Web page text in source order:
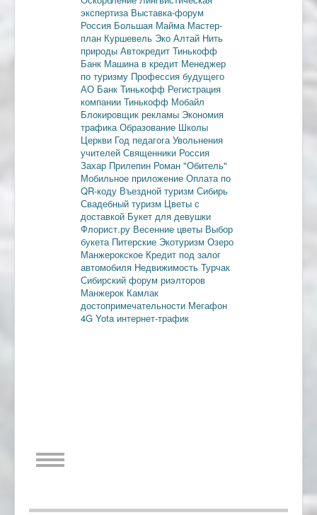
экспертиза Выставка-форум
Россия Большая Майма Мастер-
план Куршевель Эко Алтай Нить
природы Автокредит Тинькофф
Банк Машина в кредит Менеджер
по туризму Профессия будущего
АО Банк Тинькофф Регистрация
компании Тинькофф Мобайл
Блокировщик рекламы Экономия
трафика Образование Школы
Церкви Год педагога Увольнения
учителей Священники Россия
Захар Прилепин Роман "Обитель"
Мобильное приложение Оплата по
QR-коду Въездной туризм Сибирь
Свадебный туризм Цветы с
доставкой Букет для девушки
Флорист.ру Весенние цветы Выбор
букета Питерские Экотуризм Озеро
Манжерокское Кредит под залог
автомобиля Недвижимость Турчак
Сибирский форум риэлторов
Манжерок Камлак
достопримечательности Мегафон
4G Yota интернет-трафик